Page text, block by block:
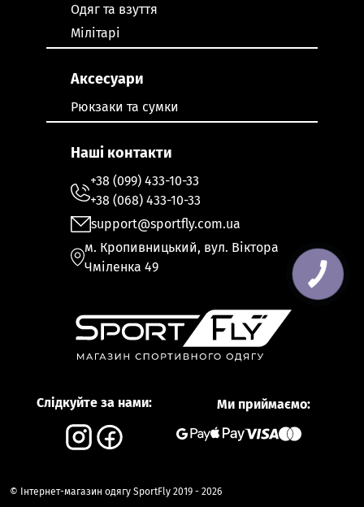
Слідкуйте за нами: Ми приймаємо:
Одяг та взуття
Мілітарі
Аксесуари
Рюкзаки та сумки
Наші контакти
+38 (099) 433-10-33
+38 (068) 433-10-33
support@sportfly.com.ua
м. Кропивницький, вул. Віктора
Чміленка 49
© Інтернет-магазин одягу SportFly 2019 - 2026